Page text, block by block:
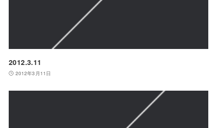
2012.3.11
2012年3月11日